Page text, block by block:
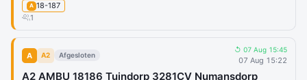
A 18-187
1
A A2 Afgesloten
↺ 07 Aug 15:45
07 Aug 15:22
A2 AMBU 18186 Tuindorp 3281CV Numansdorp